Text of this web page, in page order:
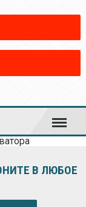
Меню
В ЛЮБОЕ